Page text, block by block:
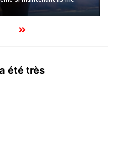
été très